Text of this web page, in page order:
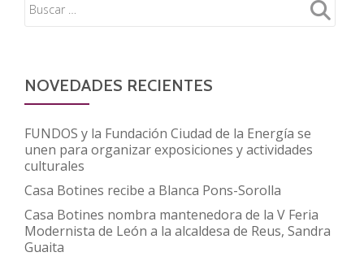
NOVEDADES RECIENTES
FUNDOS y la Fundación Ciudad de la Energía se
unen para organizar exposiciones y actividades
culturales
Casa Botines recibe a Blanca Pons-Sorolla
Casa Botines nombra mantenedora de la V Feria
Modernista de León a la alcaldesa de Reus, Sandra
Guaita